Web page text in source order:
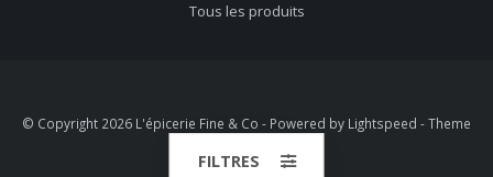
Tous les produits
© Copyright 2026 L'épicerie Fine & Co - Powered by Lightspeed - Theme
Dyvelopment
FILTRES